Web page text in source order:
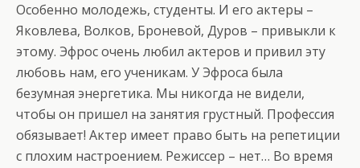
Особенно молодежь, студенты. И его актеры –
Яковлева, Волков, Броневой, Дуров – привыкли к
этому. Эфрос очень любил актеров и привил эту
любовь нам, его ученикам. У Эфроса была
безумная энергетика. Мы никогда не видели,
чтобы он пришел на занятия грустный. Профессия
обязывает! Актер имеет право быть на репетиции
с плохим настроением. Режиссер – нет… Во время